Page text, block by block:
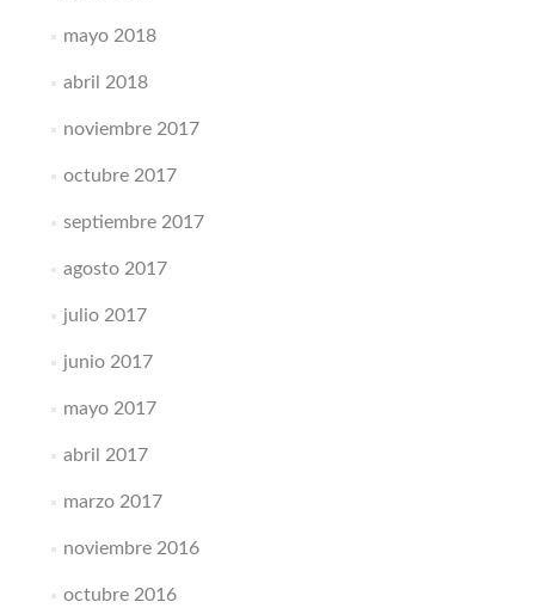
mayo 2018
abril 2018
noviembre 2017
octubre 2017
septiembre 2017
agosto 2017
julio 2017
junio 2017
mayo 2017
abril 2017
marzo 2017
noviembre 2016
octubre 2016